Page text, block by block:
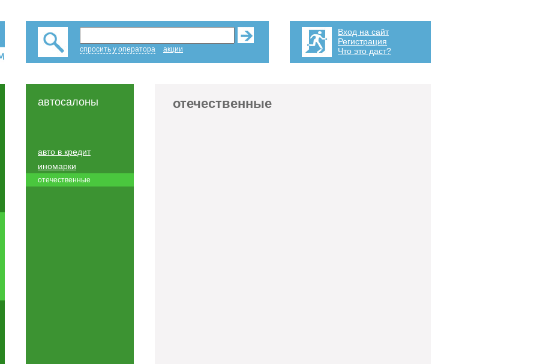
спросить у оператора акции
Вход на сайт
Регистрация
Что это даст?
автосалоны
авто в кредит
иномарки
отечественные
отечественные